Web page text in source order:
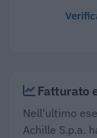
Fatturato
Nell'ultimo
Achille S.p.a.